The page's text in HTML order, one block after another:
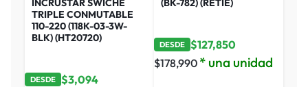
INCRUSTAR SWICHE
TRIPLE CONMUTABLE
110-220 (118K-03-3W-
BLK) (HT20720)
DESDE $3,094
(BK-782) (RETIE)
DESDE $127,850
$178,990 * una unidad